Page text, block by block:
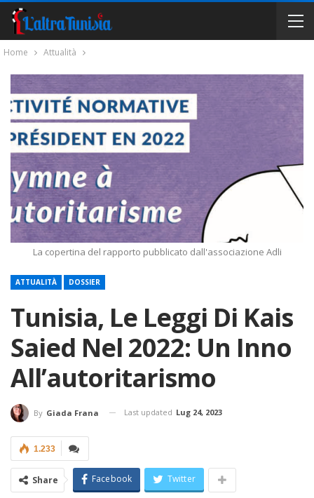
Home Attualità
La copertina del rapporto pubblicato dall'associazione Adli
ATTUALITÀ DOSSIER
Tunisia, Le Leggi Di Kais
Saied Nel 2022: Un Inno
All’autoritarismo
By Giada Frana Last updated Lug 24, 2023
1.233
Share Facebook Twitter